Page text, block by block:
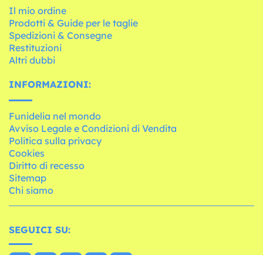
Il mio ordine
Prodotti & Guide per le taglie
Spedizioni & Consegne
Restituzioni
Altri dubbi
INFORMAZIONI:
Funidelia nel mondo
Avviso Legale e Condizioni di Vendita
Politica sulla privacy
Cookies
Diritto di recesso
Sitemap
Chi siamo
SEGUICI SU: